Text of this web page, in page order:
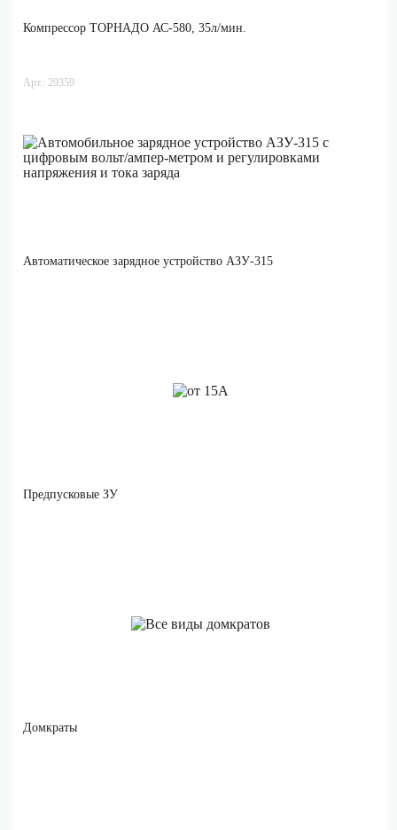
Компрессор ТОРНАДО АС-580, 35л/мин.
Арт.: 29359
Автоматическое зарядное устройство АЗУ-315
Предпусковые ЗУ
Домкраты